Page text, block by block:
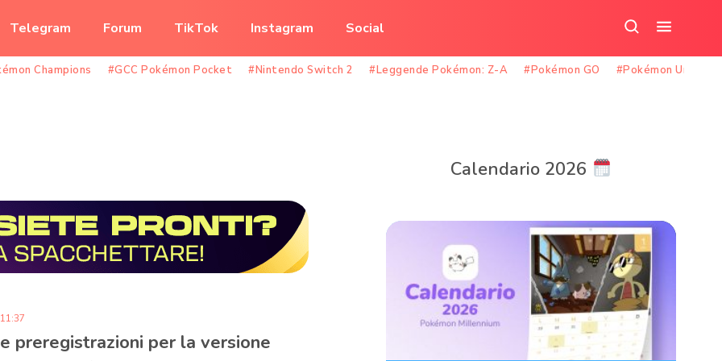
Telegram Forum TikTok Instagram Social
nel
sito
il
menu
Champions #GCC Pokémon Pocket #Nintendo Switch 2 #Leggende Pokémon: Z-A #Pokémon GO #Pokémon Unite
preregistrazioni per la versione
Calendario 2026